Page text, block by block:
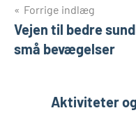
Forrige indlæg
Vejen til bedre
små bevægelser
Aktiviteter